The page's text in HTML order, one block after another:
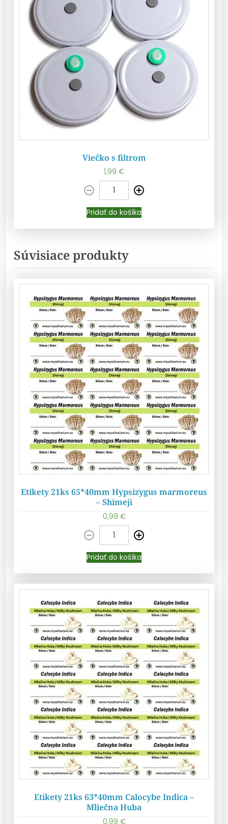
Pridať do košíka
Viečko s filtrom
1,99 €
Pridať do košíka
Súvisiace produkty
Pridať do košíka
Etikety 21ks 65*40mm Hypsizygus marmoreus
– Shimeji
0,99 €
Pridať do košíka
Etikety 21ks 63*40mm Calocybe Indica –
Mliečna Huba
0,99 €